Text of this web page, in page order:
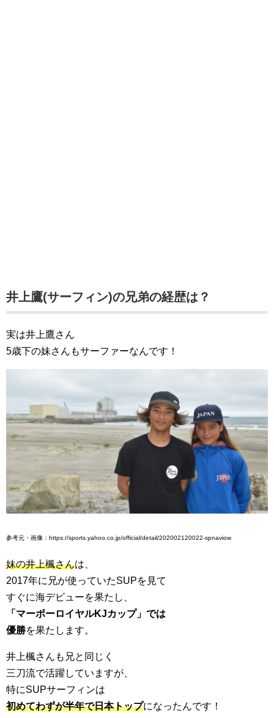
井上鷹(サーフィン)の兄弟の経歴は？
実は井上鷹さん
5歳下の妹さんもサーファーなんです！
参考元・画像：https://sports.yahoo.co.jp/official/detail/202002120022-spnaviow
妹の井上楓さんは、
2017年に兄が使っていたSUPを見て
すぐに海デビューを果たし、
「マーボーロイヤルKJカップ」では
優勝を果たします。
井上楓さんも兄と同じく
三刀流で活躍していますが、
特にSUPサーフィンは
初めてわずが半年で日本トップになったんです！